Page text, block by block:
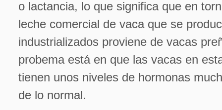
o lactancia, lo que significa que en
leche comercial de vaca que se
industrializados proviene de vacas
probema está en que las vacas en
tienen unos niveles de hormonas
de lo normal.